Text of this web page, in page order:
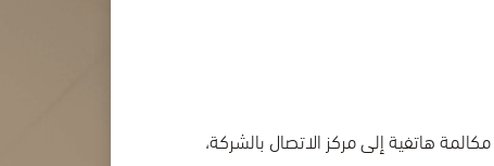
هاتفية إلى مركز الاتصال بالشركة،